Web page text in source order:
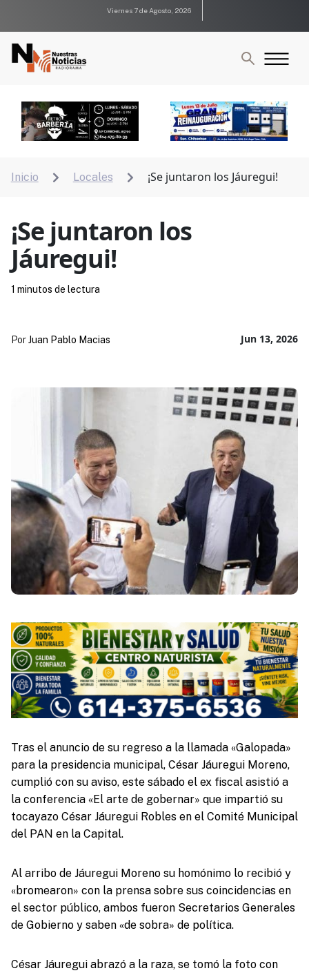
Viernes 7 de Agosto, 2026
Inicio  Locales  ¡Se juntaron los Jáuregui!
¡Se juntaron los
Jáuregui!
Jun 13, 2026
PorJuan Pablo Macias
1 minutos de lectura
Tras el anuncio de su regreso a la llamada «Galopada»
para la presidencia municipal, César Jáuregui Moreno,
cumplió con su aviso, este sábado el ex fiscal asistió a
la conferencia «El arte de gobernar» que impartió su
tocayazo César Jáuregui Robles en el Comité Municipal
del PAN en la Capital.
Al arribo de Jáuregui Moreno su homónimo lo recibió y
«bromearon» con la prensa sobre sus coincidencias en
el sector público, ambos fueron Secretarios Generales
de Gobierno y saben «de sobra» de política.
César Jáuregui abrazó a la raza, se tomó la foto con